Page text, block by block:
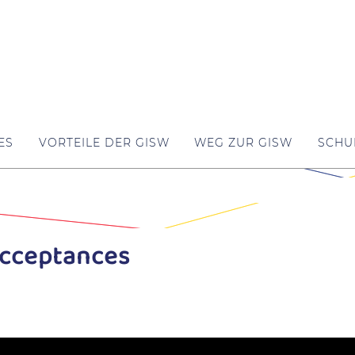
VORTEILE DER GISW WEG ZUR GISW